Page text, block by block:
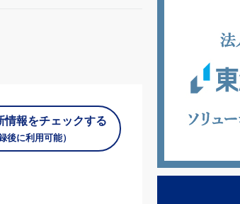
情報をチェックする
後に利用可能）